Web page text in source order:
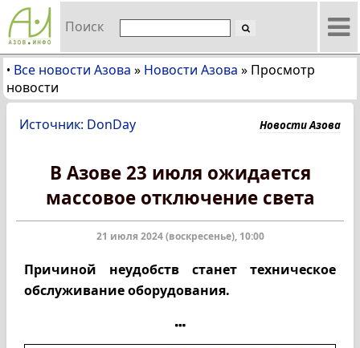
Поиск
• Все новости Азова » Новости Азова » Просмотр
новости
Источник: DonDay Новости Азова
В Азове 23 июля ожидается
массовое отключение света
21 июля 2024 (воскресенье), 10:00
Причиной неудобств станет техническое
обслуживание оборудования.